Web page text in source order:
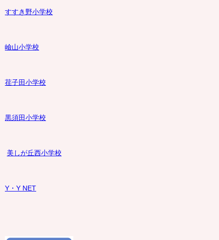
すすき野小学校
嶮山小学校
荏子田小学校
黒須田小学校
美しが丘西小学校
Y・Y NET